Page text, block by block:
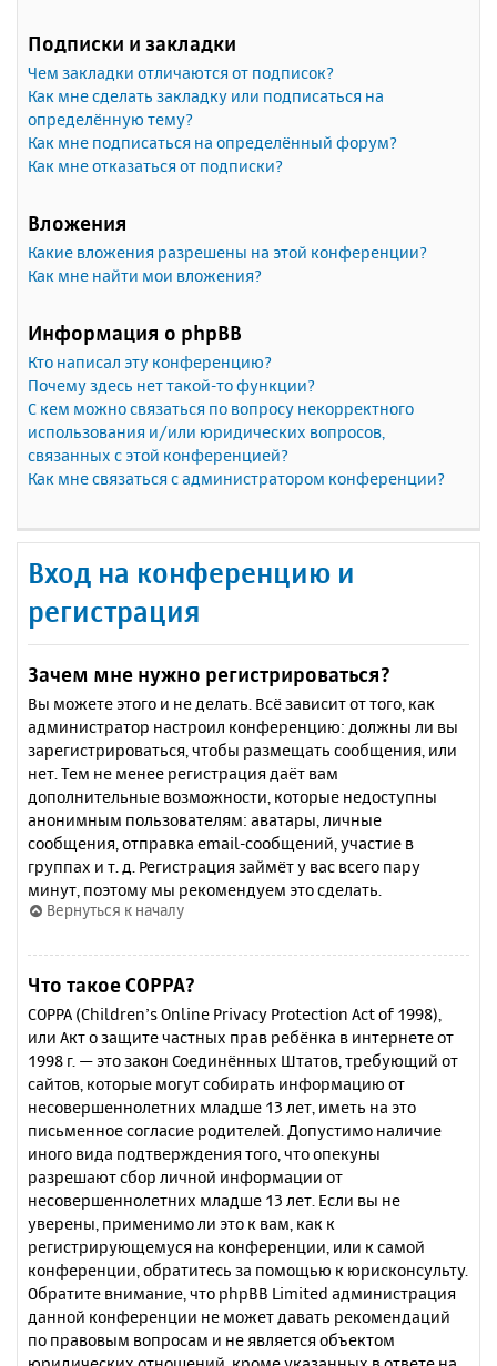
Подписки и закладки
Чем закладки отличаются от подписок?
Как мне сделать закладку или подписаться на
определённую тему?
Как мне подписаться на определённый форум?
Как мне отказаться от подписки?
Вложения
Какие вложения разрешены на этой конференции?
Как мне найти мои вложения?
Информация о phpBB
Кто написал эту конференцию?
Почему здесь нет такой-то функции?
С кем можно связаться по вопросу некорректного
использования и/или юридических вопросов,
связанных с этой конференцией?
Как мне связаться с администратором конференции?
Вход на конференцию и
регистрация
Зачем мне нужно регистрироваться?
Вы можете этого и не делать. Всё зависит от того, как
администратор настроил конференцию: должны ли вы
зарегистрироваться, чтобы размещать сообщения, или
нет. Тем не менее регистрация даёт вам
дополнительные возможности, которые недоступны
анонимным пользователям: аватары, личные
сообщения, отправка email-сообщений, участие в
группах и т. д. Регистрация займёт у вас всего пару
минут, поэтому мы рекомендуем это сделать.
Вернуться к началу
Что такое COPPA?
COPPA (Children’s Online Privacy Protection Act of 1998),
или Акт о защите частных прав ребёнка в интернете от
1998 г. — это закон Соединённых Штатов, требующий от
сайтов, которые могут собирать информацию от
несовершеннолетних младше 13 лет, иметь на это
письменное согласие родителей. Допустимо наличие
иного вида подтверждения того, что опекуны
разрешают сбор личной информации от
несовершеннолетних младше 13 лет. Если вы не
уверены, применимо ли это к вам, как к
регистрирующемуся на конференции, или к самой
конференции, обратитесь за помощью к юрисконсульту.
Обратите внимание, что phpBB Limited администрация
данной конференции не может давать рекомендаций
по правовым вопросам и не является объектом